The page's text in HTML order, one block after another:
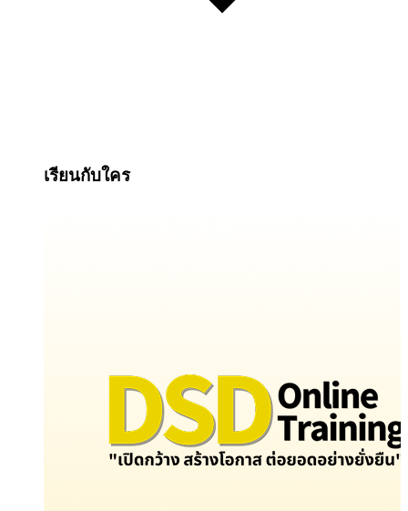
เรียนกับใคร